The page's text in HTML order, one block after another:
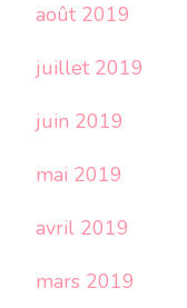
août 2019
juillet 2019
juin 2019
mai 2019
avril 2019
mars 2019